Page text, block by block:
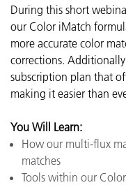
During this short
our Color iMatch
more accurate color
corrections.
subscription plan that
making it easier than
You Will Learn:
How our multi-flux
matches
Tools within our